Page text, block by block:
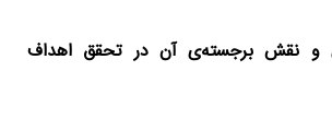
و نقش برجسته‌ی آن در تحقق اهداف